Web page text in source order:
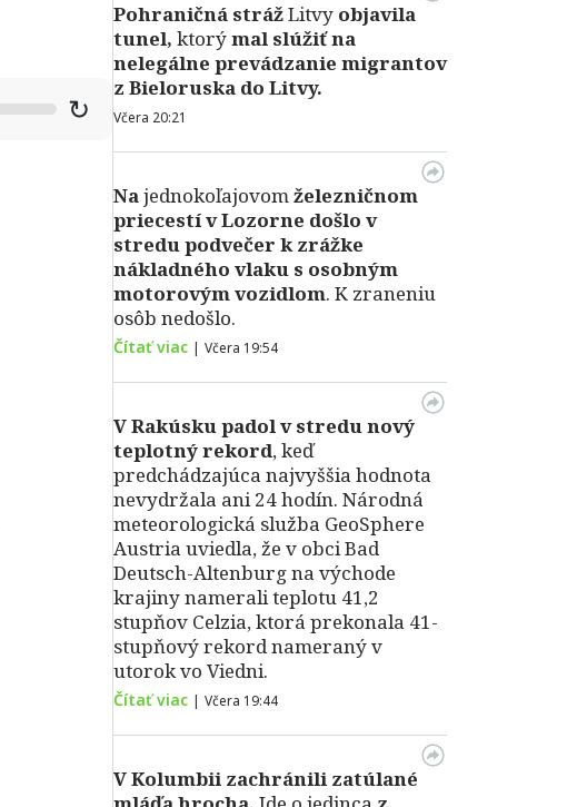
↻
Pohraničná strážLitvy objavila
tunel, ktorýmal slúžiť na
nelegálne prevádzanie migrantov
z Bieloruska do Litvy.
Včera 20:21
Najednokoľajovomželezničnom
priecestí v Lozorne došlo v
stredu podvečer k zrážke
nákladného vlaku s osobným
motorovým vozidlom. K zraneniu
osôb nedošlo.
Čítať viac | Včera 19:54
V Rakúsku padol v stredu nový
teplotný rekord, keď
predchádzajúca najvyššia hodnota
nevydržala ani 24 hodín. Národná
meteorologická služba GeoSphere
Austria uviedla, že v obci Bad
Deutsch-Altenburg na východe
krajiny namerali teplotu 41,2
stupňov Celzia, ktorá prekonala 41-
stupňový rekord nameraný v
utorok vo Viedni.
Čítať viac | Včera 19:44
V Kolumbii zachránili zatúlané